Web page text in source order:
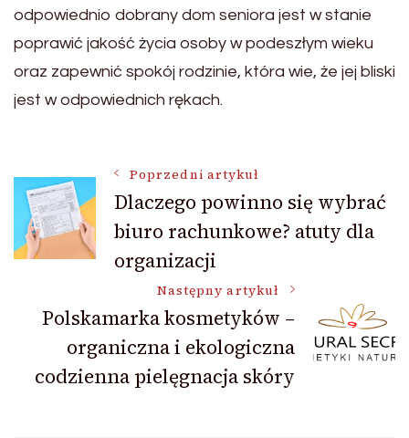
odpowiednio dobrany dom seniora jest w stanie
poprawić jakość życia osoby w podeszłym wieku
oraz zapewnić spokój rodzinie, która wie, że jej bliski
jest w odpowiednich rękach.
Nawigacja
wpisu
Poprzedni artykuł
Dlaczego powinno się wybrać
biuro rachunkowe? atuty dla
organizacji
Następny artykuł
Polskamarka kosmetyków –
organiczna i ekologiczna
codzienna pielęgnacja skóry